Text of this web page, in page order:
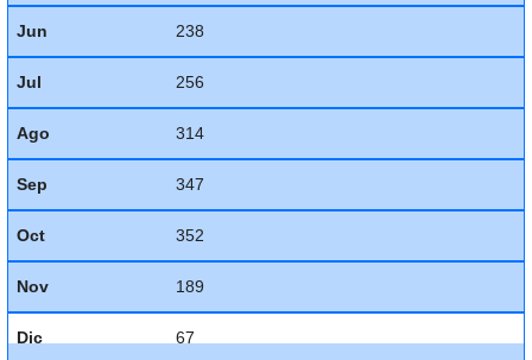
Jun 238
Jul 256
Ago 314
Sep 347
Oct 352
Nov 189
Dic 67